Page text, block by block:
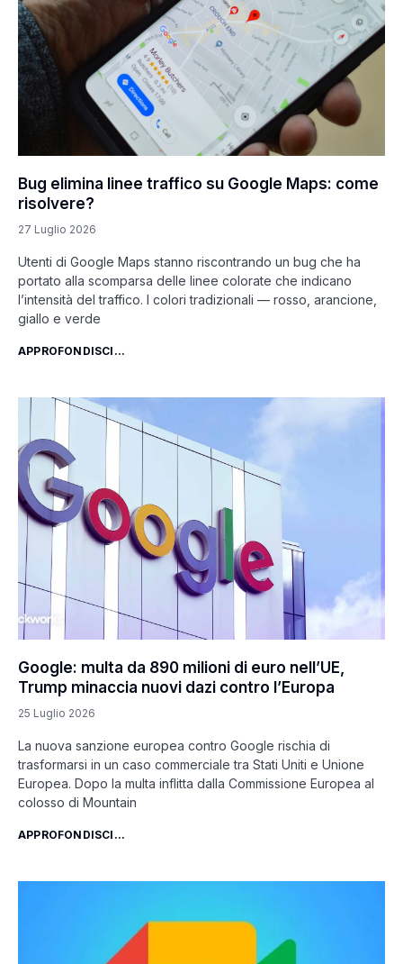
Bug elimina linee traffico su Google Maps: come
risolvere?
27 Luglio 2026
Utenti di Google Maps stanno riscontrando un bug che ha
portato alla scomparsa delle linee colorate che indicano
l’intensità del traffico. I colori tradizionali — rosso, arancione,
giallo e verde
APPROFONDISCI...
Google: multa da 890 milioni di euro nell’UE,
Trump minaccia nuovi dazi contro l’Europa
25 Luglio 2026
La nuova sanzione europea contro Google rischia di
trasformarsi in un caso commerciale tra Stati Uniti e Unione
Europea. Dopo la multa inflitta dalla Commissione Europea al
colosso di Mountain
APPROFONDISCI...